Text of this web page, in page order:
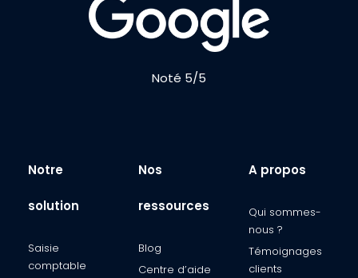
Noté 5/5
Notre
solution
Saisie
comptable​
Nos
ressources
Blog
Centre d’aide​
A propos
Qui sommes-
nous ?​
Témoignages
clients​